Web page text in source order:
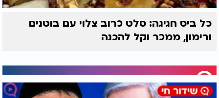
כל ביס חגיגה: סלט כרוב צלוי עם בוטנים
ורימון, ממכר וקל להכנה